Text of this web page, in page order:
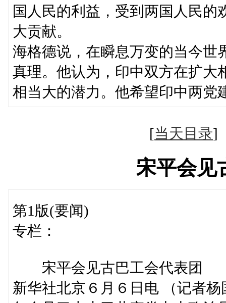
国人民的利益，受到两国人民
大贡献。
海格德说，在瞬息万变的当今世
真理。他认为，印中双方在扩大
相当大的潜力。他希望印中两党
[当天目录
宋平会见
第1版(要闻)
专栏：
宋平会见古巴工会代表团
新华社北京６月６日电 （记者